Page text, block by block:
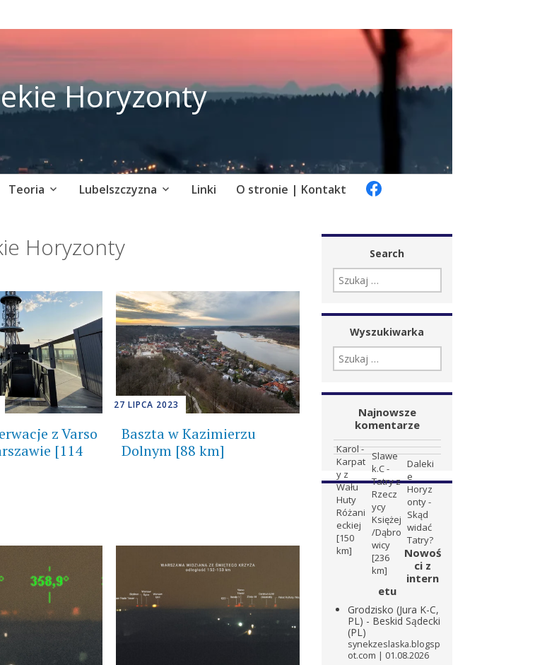
Horyzonty
Teoria Lubelszczyzna Linki O stronie | Kontakt
Horyzonty
z Varso
[114
27 LIPCA 2023
Baszta w Kazimierzu
Dolnym [88 km]
Search
SZUKAJ:
Wyszukiwarka
SZUKAJ:
Najnowsze
komentarze
Karol-
Karpat
y z
Wału
Huty
Różani
eckiej
[150
km]
Slawe
k.C-
Tatry z
Rzecz
ycy
Księżej
/Dąbro
wicy
[236
km]
Daleki
e
Horyz
onty-
Skąd
widać
Tatry?
Nowoś
ci z
intern
etu
Grodzisko (Jura K-C,
PL) - Beskid Sądecki
(PL)
synekzeslaska.blogsp
ot.com
01.08.2026